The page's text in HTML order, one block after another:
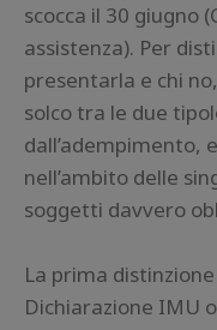
scocca il 30 giugno
assistenza). Per
presentarla e chi
solco tra le due
dall’adempimento,
nell’ambito delle
soggetti davvero
La prima
Dichiarazione IMU